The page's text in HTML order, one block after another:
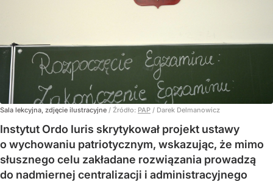
Sala lekcyjna, zdjęcie ilustracyjne / Źródło: PAP / Darek Delmanowicz
Instytut Ordo Iuris skrytykował projekt ustawy
o wychowaniu patriotycznym, wskazując, że mimo
słusznego celu zakładane rozwiązania prowadzą
do nadmiernej centralizacji i administracyjnego